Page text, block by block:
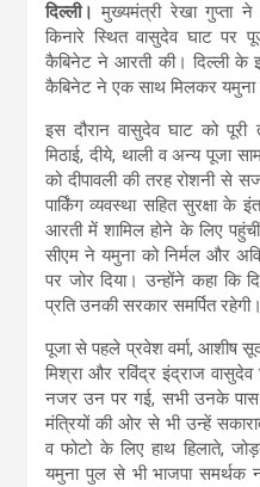
दिल्ली। मुख्यमंत्री रेखा गुप्ता
किनारे स्थित वासुदेव घाट पर
कैबिनेट ने आरती की। दिल्ली के
कैबिनेट ने एक साथ मिलकर यमुना
इस दौरान वासुदेव घाट को
मिठाई, दीये, थाली व अन्य पूजा
को दीपावली की तरह रोशनी से
पार्किंग व्यवस्था सहित सुरक्षा
आरती में शामिल होने के लिए
सीएम ने यमुना को निर्मल और
पर जोर दिया। उन्होंने कहा कि
प्रति उनकी सरकार समर्पित रहेगी।
पूजा से पहले प्रवेश वर्मा, आशीष
मिश्रा और रविंद्र इंद्राज
नजर उन पर गई, सभी उनके
मंत्रियों की ओर से भी उन्हें
व फोटो के लिए हाथ हिलाते,
यमुना पुल से भी भाजपा समर्थक